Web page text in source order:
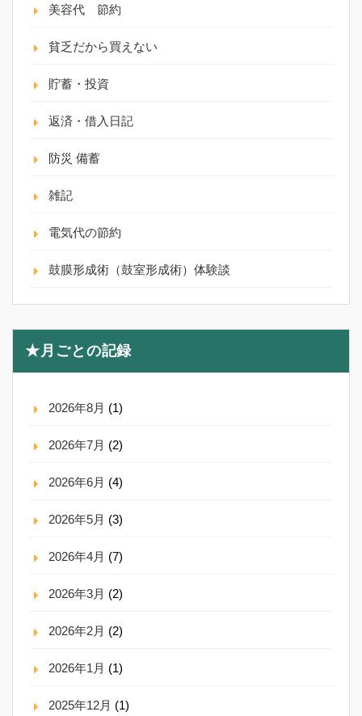
美容代 節約
貧乏だから買えない
貯蓄・投資
返済・借入日記
防災 備蓄
雑記
電気代の節約
鼓膜形成術（鼓室形成術）体験談
★月ごとの記録
2026年8月 (1)
2026年7月 (2)
2026年6月 (4)
2026年5月 (3)
2026年4月 (7)
2026年3月 (2)
2026年2月 (2)
2026年1月 (1)
2025年12月 (1)